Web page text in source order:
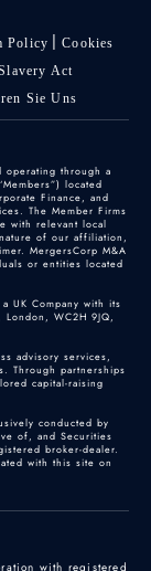
Policy
Cookies
Act
Sie Uns
operating through a
located
Finance, and
The Member Firms
with relevant local
of our affiliation,
MergersCorp M&A
or entities located
UK Company with its
WC2H 9JQ,
advisory services,
Through partnerships
capital-raising
conducted by
of, and Securities
broker-dealer.
with this site on
with registered